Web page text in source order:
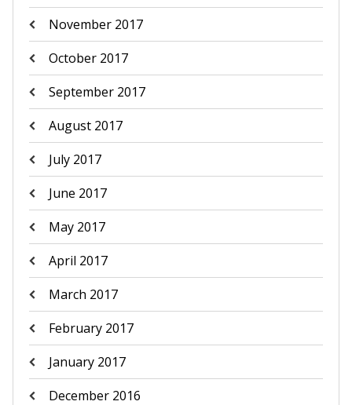
November 2017
October 2017
September 2017
August 2017
July 2017
June 2017
May 2017
April 2017
March 2017
February 2017
January 2017
December 2016